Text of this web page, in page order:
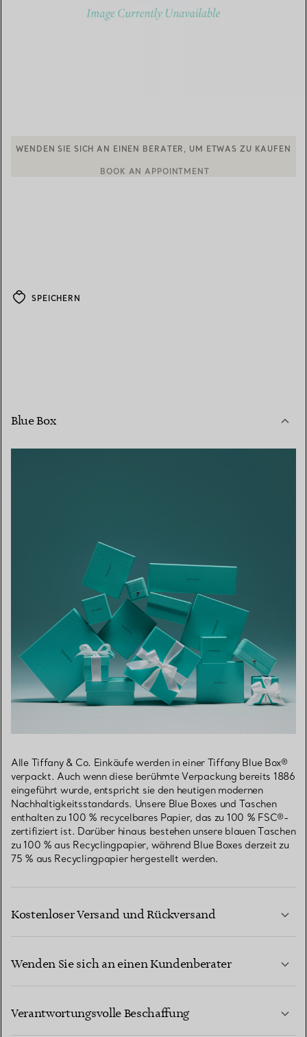
SPEICHERN
Blue Box
Alle Tiffany & Co. Einkäufe werden in einer Tiffany Blue Box®
verpackt. Auch wenn diese berühmte Verpackung bereits 1886
eingeführt wurde, entspricht sie den heutigen modernen
Nachhaltigkeitsstandards. Unsere Blue Boxes und Taschen
enthalten zu 100 % recycelbares Papier, das zu 100 % FSC®-
zertifiziert ist. Darüber hinaus bestehen unsere blauen Taschen
zu 100 % aus Recyclingpapier, während Blue Boxes derzeit zu
75 % aus Recyclingpapier hergestellt werden.
Kostenloser Versand und Rückversand
Wenden Sie sich an einen Kundenberater
Verantwortungsvolle Beschaffung